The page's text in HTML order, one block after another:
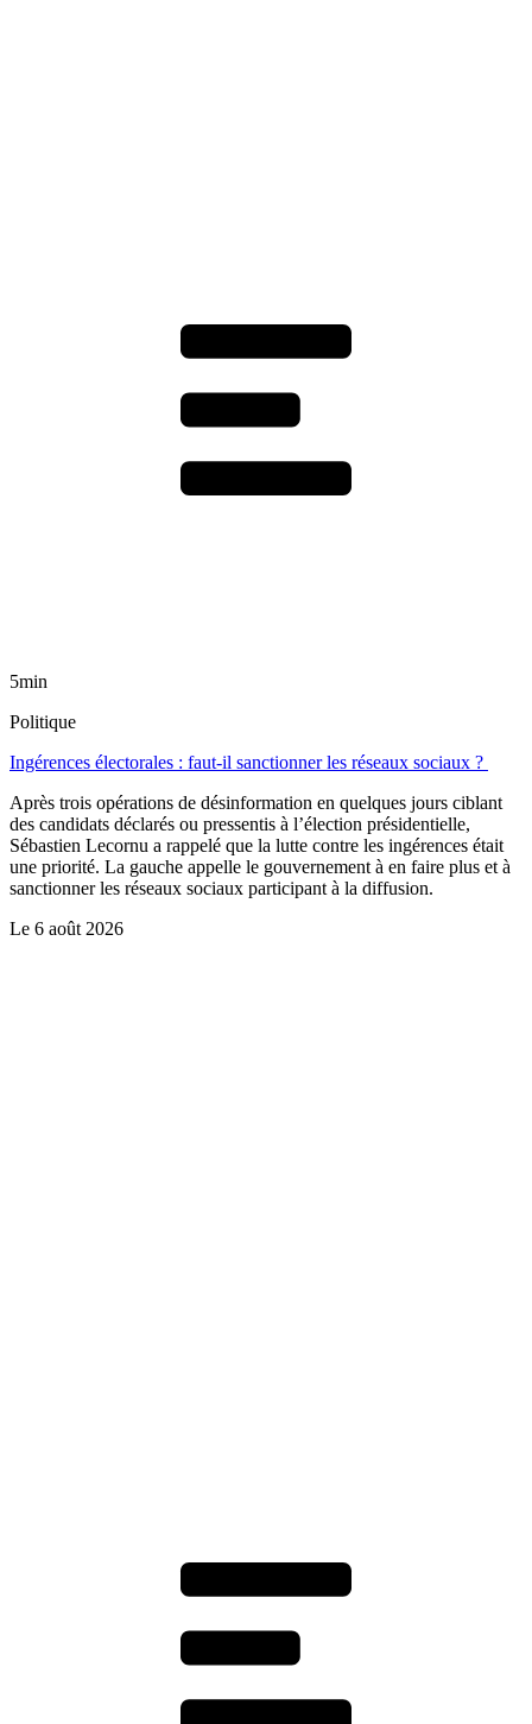
5min
Politique
Ingérences électorales : faut-il sanctionner les réseaux sociaux ?
Après trois opérations de désinformation en quelques jours ciblant
des candidats déclarés ou pressentis à l’élection présidentielle,
Sébastien Lecornu a rappelé que la lutte contre les ingérences était
une priorité. La gauche appelle le gouvernement à en faire plus et à
sanctionner les réseaux sociaux participant à la diffusion.
Le 6 août 2026